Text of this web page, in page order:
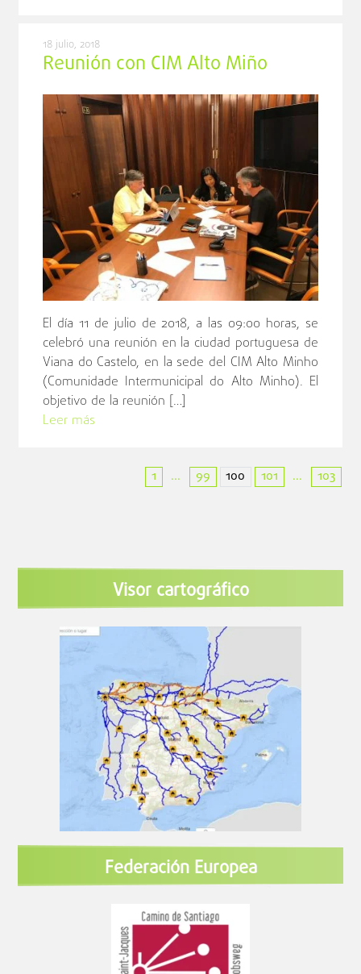
18 julio, 2018
Reunión con CIM Alto Miño
El día 11 de julio de 2018, a las 09:00 horas, se
celebró una reunión en la ciudad portuguesa de
Viana do Castelo, en la sede del CIM Alto Minho
(Comunidade Intermunicipal do Alto Minho). El
objetivo de la reunión […]
Leer más
1 ... 99 100 101 ... 103
Visor cartográfico
Federación Europea